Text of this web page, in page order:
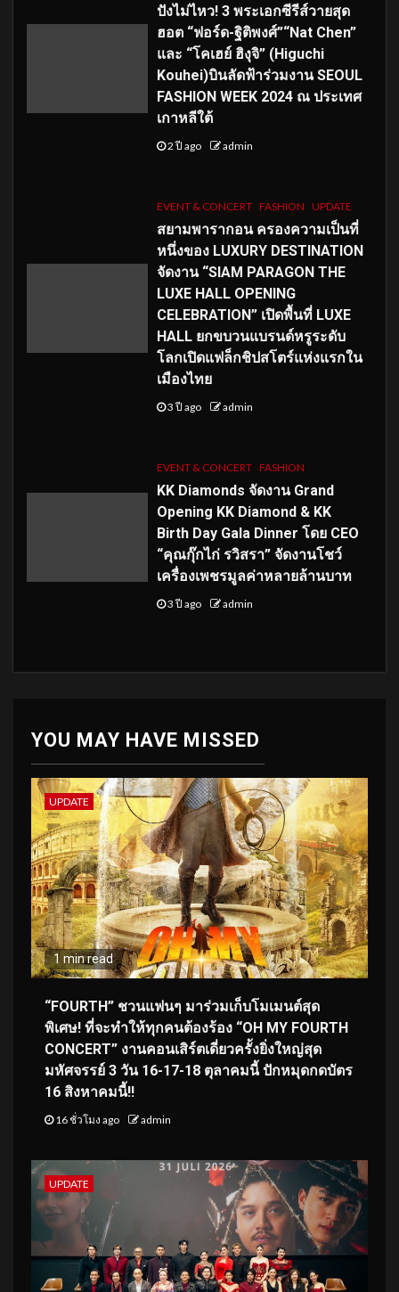
ปังไม่ไหว! 3 พระเอกซีรีส์วายสุด
ฮอต “ฟอร์ด-ฐิติพงศ์”“Nat Chen”
และ “โคเฮย์ ฮิงุจิ” (Higuchi
Kouhei)บินลัดฟ้าร่วมงาน SEOUL
FASHION WEEK 2024 ณ ประเทศ
เกาหลีใต้
2 ปี ago admin
EVENT & CONCERT FASHION UPDATE
สยามพารากอน ครองความเป็นที่
หนึ่งของ LUXURY DESTINATION
จัดงาน “SIAM PARAGON THE
LUXE HALL OPENING
CELEBRATION” เปิดพื้นที่ LUXE
HALL ยกขบวนแบรนด์หรูระดับ
โลกเปิดแฟล็กชิปสโตร์แห่งแรกใน
เมืองไทย
3 ปี ago admin
EVENT & CONCERT FASHION
KK Diamonds จัดงาน Grand
Opening KK Diamond & KK
Birth Day Gala Dinner โดย CEO
“คุณกุ๊กไก่ รวิสรา” จัดงานโชว์
เครื่องเพชรมูลค่าหลายล้านบาท
3 ปี ago admin
YOU MAY HAVE MISSED
UPDATE
1 min read
“FOURTH” ชวนแฟนๆ มาร่วมเก็บโมเมนต์สุด
พิเศษ! ที่จะทำให้ทุกคนต้องร้อง “OH MY FOURTH
CONCERT” งานคอนเสิร์ตเดี่ยวครั้งยิ่งใหญ่สุด
มหัศจรรย์ 3 วัน 16-17-18 ตุลาคมนี้ ปักหมุดกดบัตร
16 สิงหาคมนี้!!
16 ชั่วโมง ago admin
UPDATE